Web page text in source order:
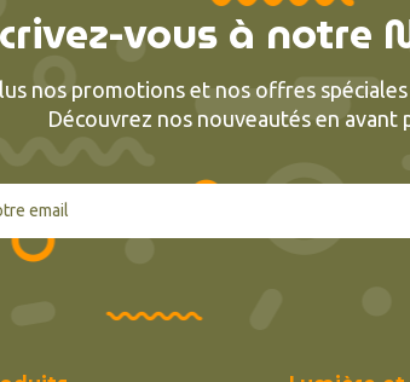
vous à notre
nos promotions et nos offres spéciales
Découvrez nos nouveautés en avant